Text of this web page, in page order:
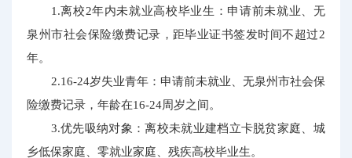
1.离校2年内未就业高校毕业生：申请前未就业、无
泉州市社会保险缴费记录，距毕业证书签发时间不超过2
年。
2.16-24岁失业青年：申请前未就业、无泉州市社会保
险缴费记录，年龄在16-24周岁之间。
3.优先吸纳对象：离校未就业建档立卡脱贫家庭、城
乡低保家庭、零就业家庭、残疾高校毕业生。